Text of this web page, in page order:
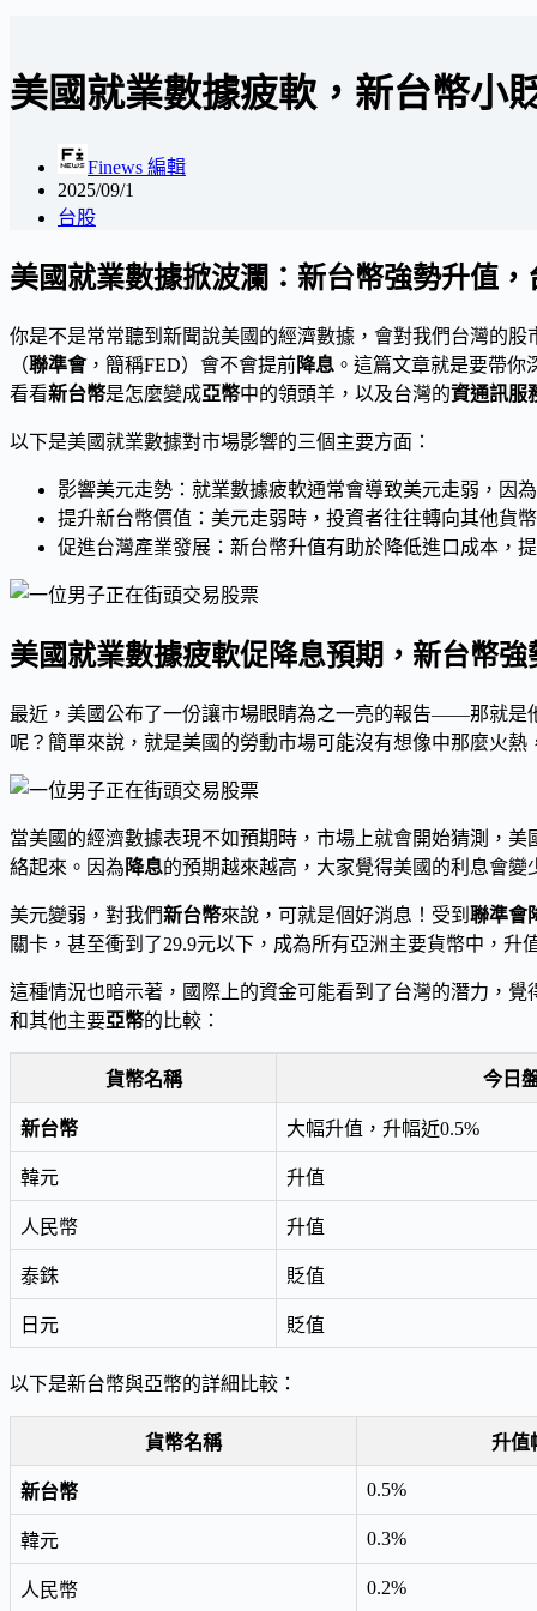
美國就業數據疲軟，新台幣小
Finews 編輯
2025/09/1
台股
美國就業數據掀波瀾：新台幣強勢升值
你是不是常常聽到新聞說美國的經濟數據，會對我們台灣的
（聯準會，簡稱FED）會不會提前降息 。這篇文章就是要帶你
看看新台幣是怎麼變成亞幣中的領頭羊，以及台灣的資通訊服
以下是美國就業數據對市場影響的三個主要方面：
影響美元走勢：就業數據疲軟通常會導致美元走弱，因
提升新台幣價值：美元走弱時，投資者往往轉向其他貨
促進台灣產業發展：新台幣升值有助於降低進口成本，
美國就業數據疲軟促降息預期，新台幣
最近，美國公布了一份讓市場眼睛為之一亮的報告——那就是
呢？簡單來說，就是美國的勞動市場可能沒有想像中那麼火
當美國的經濟數據表現不如預期時，市場上就會開始猜測，美
絡起來。因為 降息的預期越來越高，大家覺得美國的利息會
美元變弱，對我們新台幣來說，可就是個好消息！受到 聯準會
關卡，甚至衝到了29.9元以下，成為所有亞洲主要貨幣中，升
這種情況也暗示著，國際上的資金可能看到了台灣的潛力，
和其他主要亞幣的比較：
貨幣名稱 今日
新台幣 大幅升值，升幅近0.5%
韓元 升值
人民幣 升值
泰銖 貶值
日元 貶值
以下是新台幣與亞幣的詳細比較：
貨幣名稱 升值
新台幣 0.5%
韓元 0.3%
人民幣 0.2%